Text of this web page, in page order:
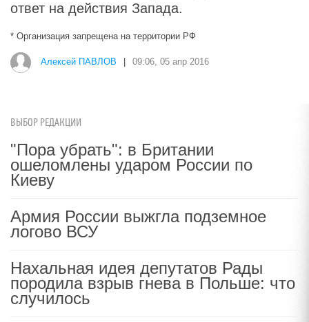
ответ на действия Запада.
* Организация запрещена на территории РФ
Алексей ПАВЛОВ 09:06, 05 апр 2016
ВЫБОР РЕДАКЦИИ
"Пора убрать": в Британии
ошеломлены ударом России по
Киеву
Армия России выжгла подземное
логово ВСУ
Нахальная идея депутатов Рады
породила взрыв гнева в Польше: что
случилось